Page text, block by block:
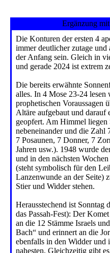
Ergänzung
Die Konturen der ersten 4
immer deutlicher zutage
der Anfang sein. Gleich in
und gerade 2024 ist extrem
Die bereits erwähnte
alles. In 4 Mose 23-24
prophetischen Voraussagen
Altäre aufgebaut und darauf
geopfert. Am Himmel
nebeneinander und die Zahl
7 Posaunen, 7 Donner, 7
Jahren usw.). 1948 wurde
und in den nächsten
(steht symbolisch für den
Lanzenwunde an der Seite)
Stier und Widder stehen.
Herausstechend ist Sonntag
das Passah-Fest): Der
an die 12 Stämme Israels
Bach“ und erinnert an die
ebenfalls in den Widder und
nahesten. Gleichzeitig gibt